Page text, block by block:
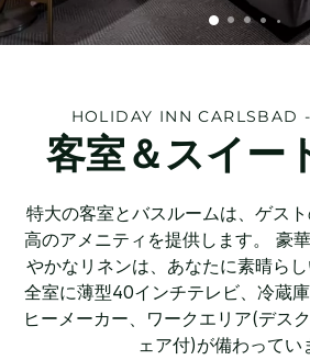
HOLIDAY INN CARLSBAD
客室＆スイー
特大の客室とバスルームは、ゲス
高のアメニティを提供します。 豪
やかなリネンは、あなたに素晴らし
全室に薄型40インチテレビ、冷蔵
ヒーメーカー、ワークエリア(デス
ェア付)が備わってい